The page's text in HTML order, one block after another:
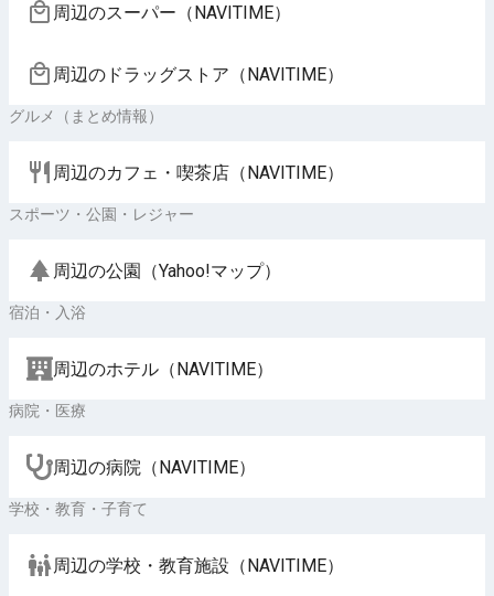
周辺のスーパー（NAVITIME）
周辺のドラッグストア（NAVITIME）
グルメ（まとめ情報）
周辺のカフェ・喫茶店（NAVITIME）
スポーツ・公園・レジャー
周辺の公園（Yahoo!マップ）
宿泊・入浴
周辺のホテル（NAVITIME）
病院・医療
周辺の病院（NAVITIME）
学校・教育・子育て
周辺の学校・教育施設（NAVITIME）